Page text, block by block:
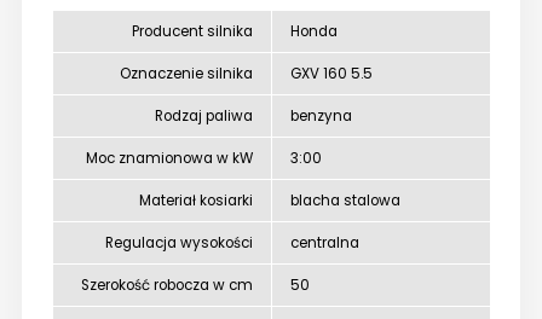
Producent silnika Honda
Oznaczenie silnika GXV 160 5.5
Rodzaj paliwa benzyna
Moc znamionowa w kW 3:00
Materiał kosiarki blacha stalowa
Regulacja wysokości centralna
Szerokość robocza w cm 50